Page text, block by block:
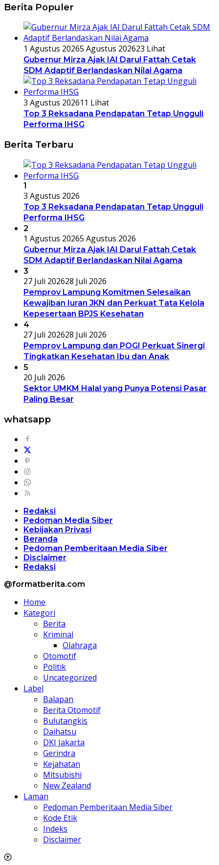
Berita Populer
1 Agustus 20265 Agustus 202623 Lihat
Gubernur Mirza Ajak IAI Darul Fattah Cetak
SDM Adaptif Berlandaskan Nilai Agama
3 Agustus 202611 Lihat
Top 3 Reksadana Pendapatan Tetap Ungguli
Performa IHSG
Berita Terbaru
1
3 Agustus 2026
Top 3 Reksadana Pendapatan Tetap Ungguli
Performa IHSG
2
1 Agustus 20265 Agustus 2026
Gubernur Mirza Ajak IAI Darul Fattah Cetak
SDM Adaptif Berlandaskan Nilai Agama
3
27 Juli 202628 Juli 2026
Pemprov Lampung Komitmen Selesaikan
Kewajiban Iuran JKN dan Perkuat Tata Kelola
Kepesertaan BPJS Kesehatan
4
27 Juli 202628 Juli 2026
Pemprov Lampung dan POGI Perkuat Sinergi
Tingkatkan Kesehatan Ibu dan Anak
5
20 Juli 2026
Sektor UMKM Halal yang Punya Potensi Pasar
Paling Besar
whatsapp
Redaksi
Pedoman Media Siber
Kebijakan Privasi
Beranda
Pedoman Pemberitaan Media Siber
Disclaimer
Redaksi
@formatberita.com
Home
Kategori
Berita
Kriminal
Olahraga
Otomotif
Politik
Uncategorized
Label
Balapan
Berita Otomotif
Bulutangkis
Daihatsu
DKI Jakarta
Gerindra
Kejahatan
Mitsubishi
New Zealand
Laman
Pedoman Pemberitaan Media Siber
Kode Etik
Indeks
Disclaimer